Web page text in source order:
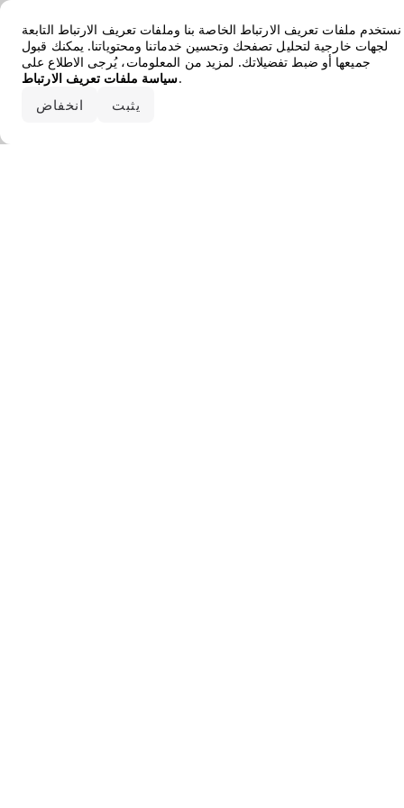
نستخدم ملفات تعريف الارتباط الخاصة بنا وملفات تعريف الارتباط التابعة
لجهات خارجية لتحليل تصفحك وتحسين خدماتنا ومحتوياتنا. يمكنك قبول
جميعها أو ضبط تفضيلاتك. لمزيد من المعلومات، يُرجى الاطلاع على
سياسة ملفات تعريف الارتباط.
انخفاض يثبت
Error loading the brand